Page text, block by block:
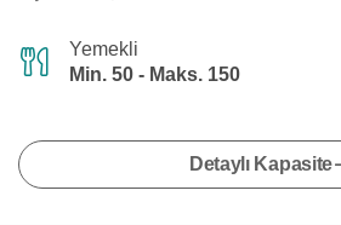
Yemekli
Min. 50 - Maks. 150
Detaylı Kapasite